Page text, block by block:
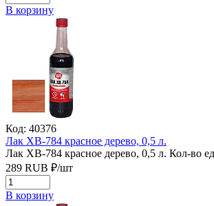
В корзину
Код: 40376
Лак ХВ-784 красное дерево, 0,5 л.
Лак ХВ-784 красное дерево, 0,5 л. Кол-во
289 RUB ₽/шт
В корзину